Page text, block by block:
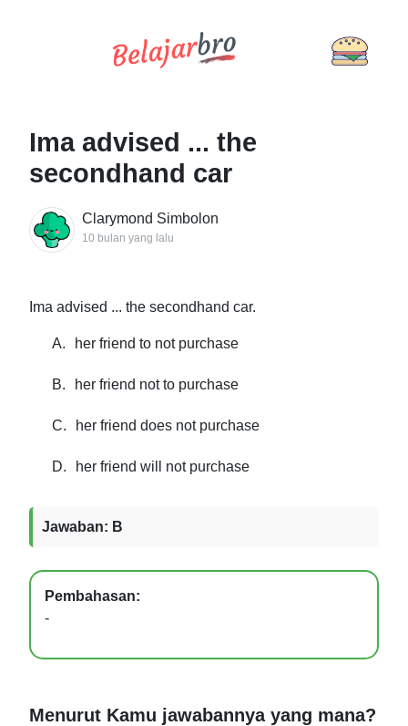
Ima advised ... the
secondhand car
Clarymond Simbolon
10 bulan yang lalu
Ima advised ... the secondhand car.
A. her friend to not purchase
B. her friend not to purchase
C. her friend does not purchase
D. her friend will not purchase
Jawaban: B
Pembahasan:
-
Menurut Kamu jawabannya yang mana?